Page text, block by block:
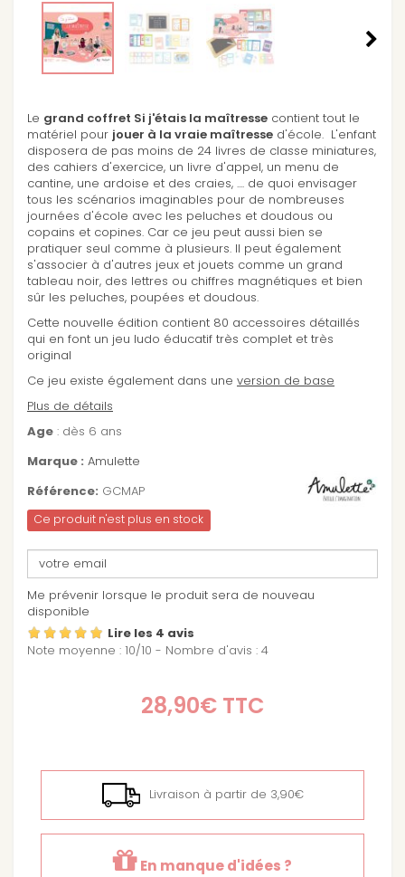
Le grand coffret Si j'étais la maîtresse contient tout le
matériel pour jouer à la vraie maîtresse d'école. L'enfant
disposera de pas moins de 24 livres de classe miniatures,
des cahiers d'exercice, un livre d'appel, un menu de
cantine, une ardoise et des craies, .... de quoi envisager
tous les scénarios imaginables pour de nombreuses
journées d'école avec les peluches et doudous ou
copains et copines. Car ce jeu peut aussi bien se
pratiquer seul comme à plusieurs. Il peut également
s'associer à d'autres jeux et jouets comme un grand
tableau noir, des lettres ou chiffres magnétiques et bien
sûr les peluches, poupées et doudous.
Cette nouvelle édition contient 80 accessoires détaillés
qui en font un jeu ludo éducatif très complet et très
original
Ce jeu existe également dans une version de base
Plus de détails
Age : dès 6 ans
Marque : Amulette
Référence: GCMAP
Ce produit n'est plus en stock
Me prévenir lorsque le produit sera de nouveau
disponible
Lire les 4 avis
Note moyenne : 10/10 - Nombre d'avis : 4
28,90€TTC
Livraison à partir de 3,90€
En manque d'idées ?